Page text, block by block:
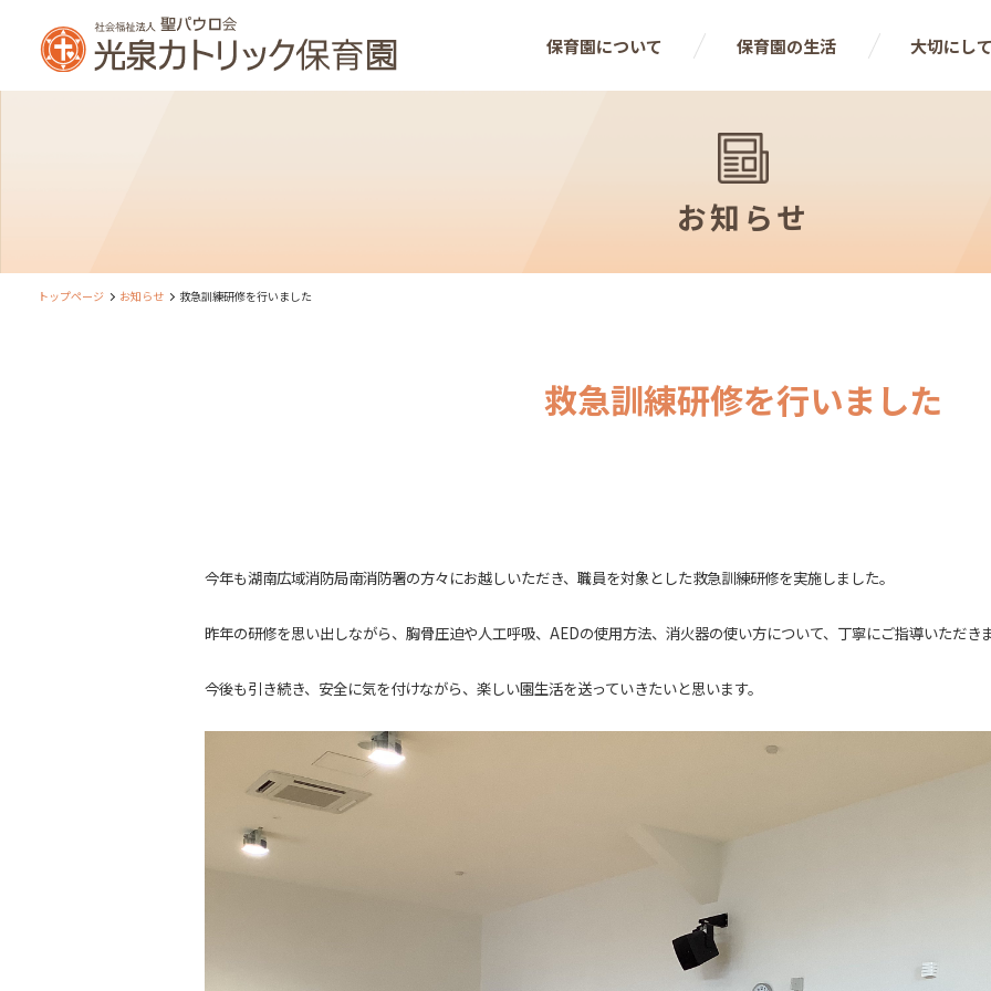
保育園について 保育園の生活 大切にし
お知らせ
トップページ お知らせ 救急訓練研修を行いました
救急訓練研修を行いました
今年も湖南広域消防局南消防署の方々にお越しいただき、職員を対象とした救急訓練研修を実施しました。
昨年の研修を思い出しながら、胸骨圧迫や人工呼吸、AEDの使用方法、消火器の使い方について、丁寧にご指導いただき
今後も引き続き、安全に気を付けながら、楽しい園生活を送っていきたいと思います。